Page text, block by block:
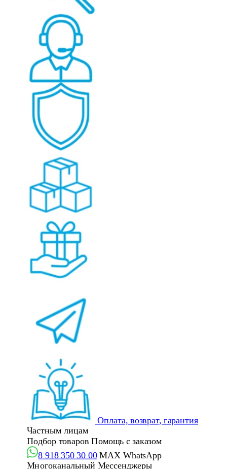
Оплата, возврат, гарантия
Частным лицам
Подбор товаров Помощь с заказом
8 918 350 30 00 MAX WhatsApp
Многоканальный Мессенджеры